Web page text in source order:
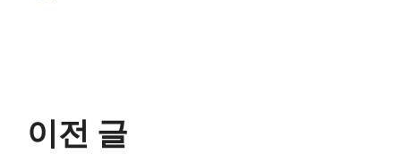
이전 글